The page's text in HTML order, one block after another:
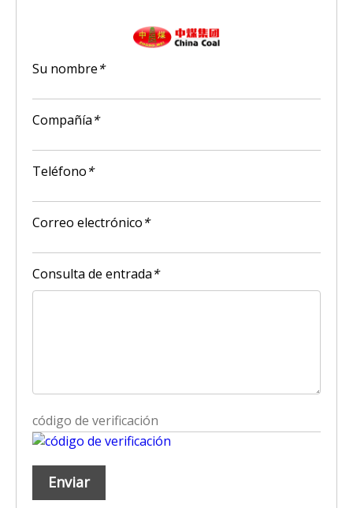
*
Su nombre
*
Compañía
*
Teléfono
*
Correo electrónico
*
Consulta de entrada
Enviar